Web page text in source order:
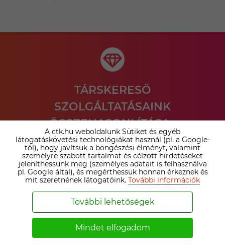
TÁRSKERESŐ
SZOLGÁLTATÁSAINK
ÖSSZEHASONLÍTÁSA ›
Nézd meg az irodai prémium tagság és az online
társkereső tagságok közötti különbséget. Válaszd ki a
számodra legelőnyösebb megoldást!
Bővebben ›
SZEMÉLYESEN IS SEGÍTÜNK A
A ctk.hu weboldalunk Sütiket és egyéb
látogatáskövetési technológiákat használ (pl. a Google-
tól), hogy javítsuk a böngészési élményt, valamint
személyre szabott tartalmat és célzott hirdetéseket
jeleníthessünk meg (személyes adatait is felhasználva
pl. Google által), és megérthessük honnan érkeznek és
mit szeretnének látogatóink. További információk
További lehetőségek
Mindet elfogadom